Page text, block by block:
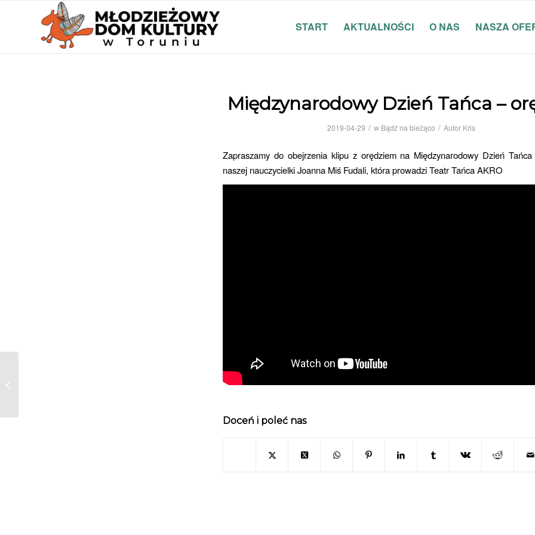
START AKTUALNOŚCI O NAS NASZA
Międzynarodowy Dzień Tańca –
2019-04-29 / w Bądź na bieżąco / Autor Kris
Zapraszamy do obejrzenia klipu z orędziem na Międzynarodowy Dzień Tańca
naszej nauczycielki Joanna Miś Fudali, która prowadzi Teatr Tańca AKRO
Doceń i poleć nas